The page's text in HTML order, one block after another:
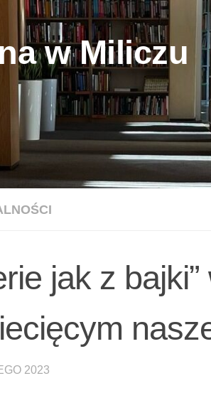
w Miliczu
jak z
2023